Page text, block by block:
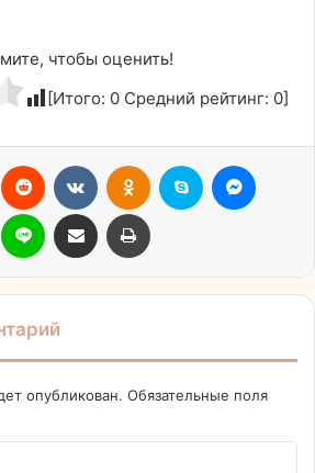
чтобы оценить!
[Итого: 0 Средний рейтинг: 0]
Pinterest Reddit ВконтактеОдноклассники
Skype
Viber Line Поделиться через электронную почту Печатать
опубликован. Обязательные поля